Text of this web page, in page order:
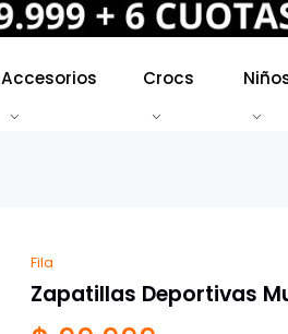
Accesorios Crocs
Fila
Zapatillas Deportivas